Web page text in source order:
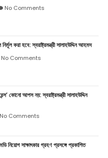
No Comments
করা হবে: স্বরাষ্ট্রমন্ত্রী সালাহউদ্দিন আহমদ
No Comments
কোনো আপস নয়: স্বরাষ্ট্রমন্ত্রী সালাহউদ্দিন
No Comments
নিয়োগ সাক্ষাৎকার গ্রহণ প্রসঙ্গে প্রকাশিত